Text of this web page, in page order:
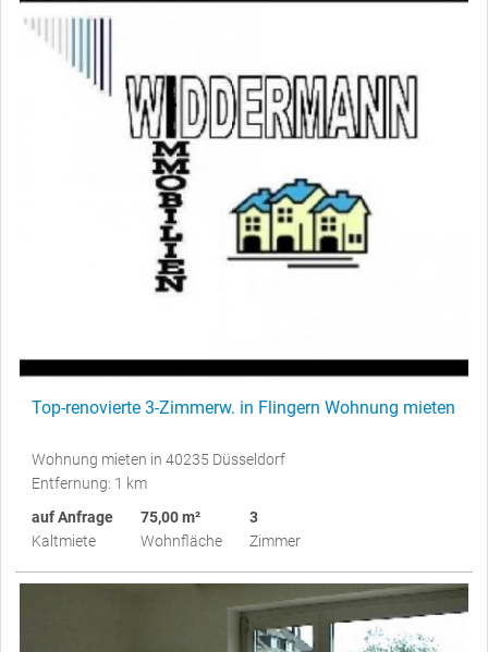
Top-renovierte 3-Zimmerw. in Flingern Wohnung mieten
Wohnung mieten in 40235 Düsseldorf
Entfernung: 1 km
auf Anfrage
Kaltmiete
75,00 m²
Wohnfläche
3
Zimmer